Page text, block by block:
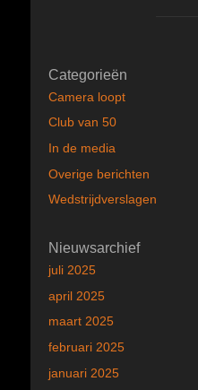
Categorieën
Camera loopt
Club van 50
In de media
Overige berichten
Wedstrijdverslagen
Nieuwsarchief
juli 2025
april 2025
maart 2025
februari 2025
januari 2025